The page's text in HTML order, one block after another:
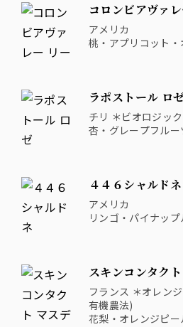
コロンビアヴァ
アメリカ
桃・アプリコット・
ラポストール ロ
チリ ＊ビオロジッ
杏・グレープフルー
４４６シャルドネ
アメリカ
リンゴ・パイナッ
スキンコンタク
フランス ＊オレン
有機農法)
花梨・オレンジピ